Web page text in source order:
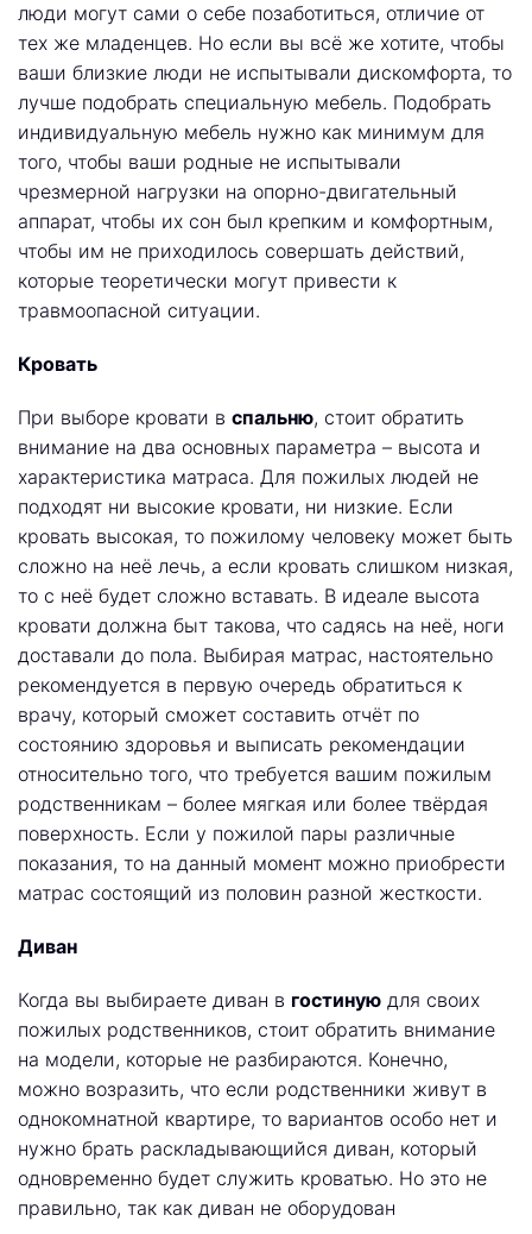
люди могут сами о себе позаботиться, отличие от
тех же младенцев. Но если вы всё же хотите, чтобы
ваши близкие люди не испытывали дискомфорта, то
лучше подобрать специальную мебель. Подобрать
индивидуальную мебель нужно как минимум для
того, чтобы ваши родные не испытывали
чрезмерной нагрузки на опорно-двигательный
аппарат, чтобы их сон был крепким и комфортным,
чтобы им не приходилось совершать действий,
которые теоретически могут привести к
травмоопасной ситуации.
Кровать
При выборе кровати в спальню, стоит обратить
внимание на два основных параметра – высота и
характеристика матраса. Для пожилых людей не
подходят ни высокие кровати, ни низкие. Если
кровать высокая, то пожилому человеку может быть
сложно на неё лечь, а если кровать слишком низкая,
то с неё будет сложно вставать. В идеале высота
кровати должна быт такова, что садясь на неё, ноги
доставали до пола. Выбирая матрас, настоятельно
рекомендуется в первую очередь обратиться к
врачу, который сможет составить отчёт по
состоянию здоровья и выписать рекомендации
относительно того, что требуется вашим пожилым
родственникам – более мягкая или более твёрдая
поверхность. Если у пожилой пары различные
показания, то на данный момент можно приобрести
матрас состоящий из половин разной жесткости.
Диван
Когда вы выбираете диван в гостиную для своих
пожилых родственников, стоит обратить внимание
на модели, которые не разбираются. Конечно,
можно возразить, что если родственники живут в
однокомнатной квартире, то вариантов особо нет и
нужно брать раскладывающийся диван, который
одновременно будет служить кроватью. Но это не
правильно, так как диван не оборудован